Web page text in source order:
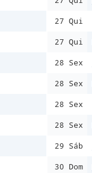
27 Qui
27 Qui
28 Sex
28 Sex
28 Sex
28 Sex
29 Sáb
30 Dom